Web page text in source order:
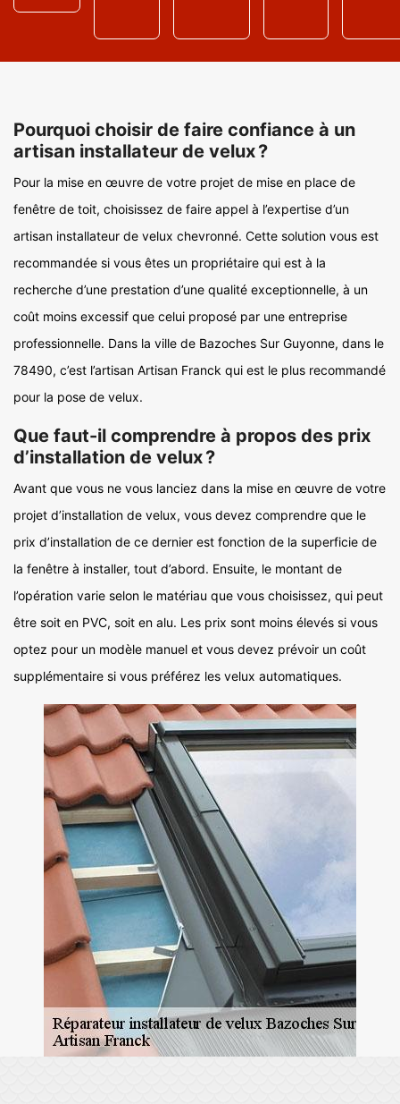
Pourquoi choisir de faire confiance à un
artisan installateur de velux ?
Pour la mise en œuvre de votre projet de mise en place de
fenêtre de toit, choisissez de faire appel à l’expertise d’un
artisan installateur de velux chevronné. Cette solution vous est
recommandée si vous êtes un propriétaire qui est à la
recherche d’une prestation d’une qualité exceptionnelle, à un
coût moins excessif que celui proposé par une entreprise
professionnelle. Dans la ville de Bazoches Sur Guyonne, dans le
78490, c’est l’artisan Artisan Franck qui est le plus recommandé
pour la pose de velux.
Que faut-il comprendre à propos des prix
d’installation de velux ?
Avant que vous ne vous lanciez dans la mise en œuvre de votre
projet d’installation de velux, vous devez comprendre que le
prix d’installation de ce dernier est fonction de la superficie de
la fenêtre à installer, tout d’abord. Ensuite, le montant de
l’opération varie selon le matériau que vous choisissez, qui peut
être soit en PVC, soit en alu. Les prix sont moins élevés si vous
optez pour un modèle manuel et vous devez prévoir un coût
supplémentaire si vous préférez les velux automatiques.